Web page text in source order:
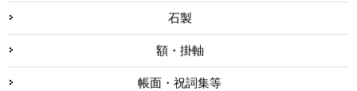
石製
額・掛軸
帳面・祝詞集等